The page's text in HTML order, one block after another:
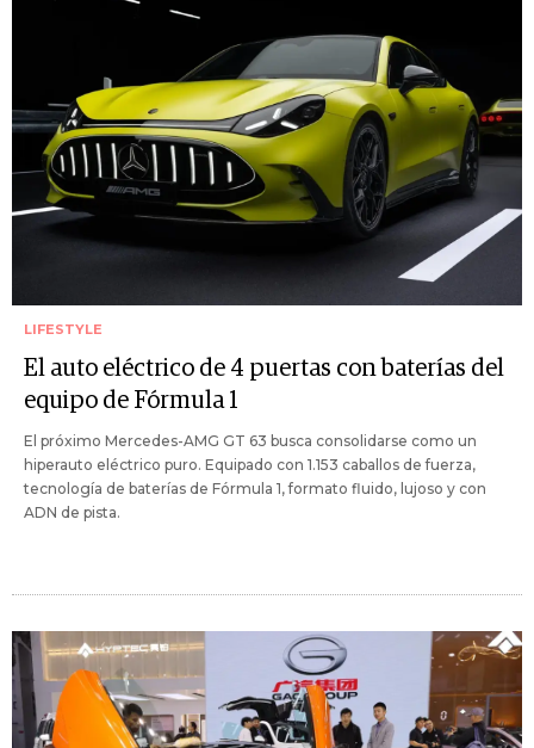
LIFESTYLE
El auto eléctrico de 4 puertas con baterías del
equipo de Fórmula 1
El próximo Mercedes-AMG GT 63 busca consolidarse como un
hiperauto eléctrico puro. Equipado con 1.153 caballos de fuerza,
tecnología de baterías de Fórmula 1, formato fluido, lujoso y con
ADN de pista.